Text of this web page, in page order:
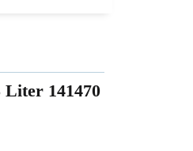
Liter 141470